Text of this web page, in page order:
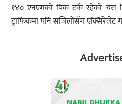
१४० एनएमको पिक टर्क रहेको
ट्राफिकमा पनि सजिलोसँग एक्सिरेलेट